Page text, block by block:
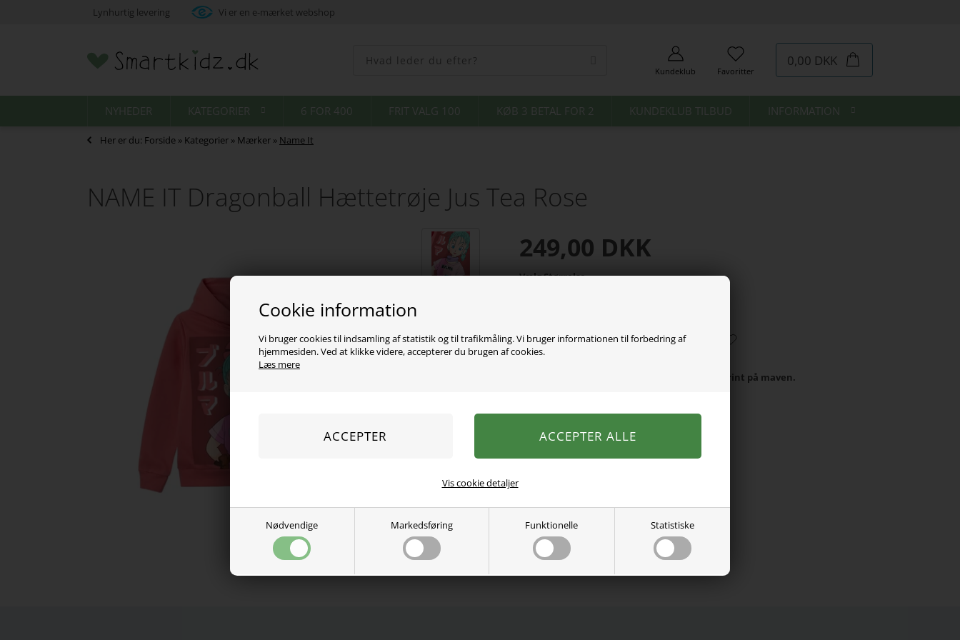
Cookie information
Vi bruger cookies til indsamling af statistik og til trafikmåling. Vi bruger informationen til forbedring af
hjemmesiden. Ved at klikke videre, accepterer du brugen af cookies.
Læs mere
Nødvendige Markedsføring Funktionelle Statistiske
Vis cookie detaljer
Lynhurtig levering Vi er en e-mærket webshop
Kundeklub Favoritter
0,00 DKK
NYHEDER KATEGORIER 6 FOR 400 FRIT VALG 100 KØB 3 BETAL FOR 2 KUNDEKLUB TILBUD INFORMATION
Her er du: Forside » Kategorier » Mærker » Name It
NAME IT Dragonball Hættetrøje Jus Tea Rose
249,00 DKK
Vælg Størrelse
Mega sej hætte sweatshirt med Dragonball print på maven.
Vaskes ved 40 grader.
Se mere fraName It